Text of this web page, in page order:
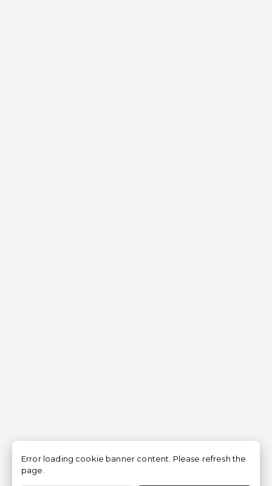
Error loading cookie banner content. Please refresh the
page.